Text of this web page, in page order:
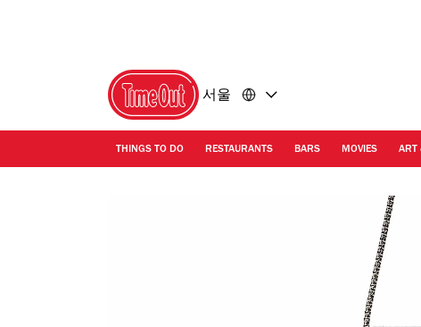
서울
THINGS TO DO RESTAURANTS BARS MOVIES ART